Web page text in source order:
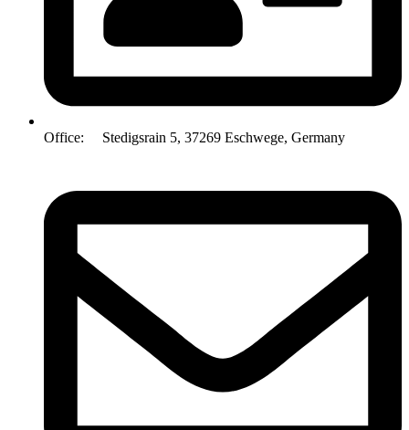
Office: Stedigsrain 5, 37269 Eschwege, Germany